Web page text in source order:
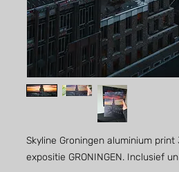
Skyline Groningen aluminium
expositie GRONINGEN. Inclusief